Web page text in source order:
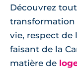
Découvrez
vie, respect
faisant de la
matière de